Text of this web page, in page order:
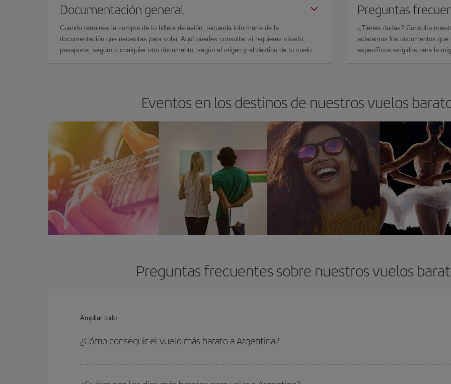
Documentación general
Cuando termines la compra de tu billete de avión, recuerda informarte de la
documentación que necesitas para volar. Aquí puedes consultar si requieres visado,
pasaporte, seguro o cualquier otro documento, según el origen y el destino de tu vuelo.
Preguntas
¿Tienes dudas? Consulta
aclaramos los documentos
específicos exigidos para la
Eventos en los destinos de nuestros vuelos
Preguntas frecuentes sobre nuestros vuelos
Ampliar todo
¿Cómo conseguir el vuelo más barato a Argentina?
vuelta. Además, si no tienes decidido un destino concreto para tu viaje, mira nuestras ofertas y déjate inspirar: seguro que